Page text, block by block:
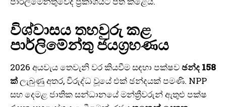
විශ්වාසය තහවුරු කළ
පාර්ලිමේන්තු ජයග්‍රහණය
2026 අයවැය තෙවැනි වර කියවීම සඳහා පක්ෂවඡන්ද 158
ක්ලැබුණු අතර, විරුද්ධ වූයේ එක් ඡන්දයක් පමණි. NPP
සහ දෙමළ ජාතික සන්ධානයේ මන්ත්‍රීවරුන් ඇතුළු පක්ෂ